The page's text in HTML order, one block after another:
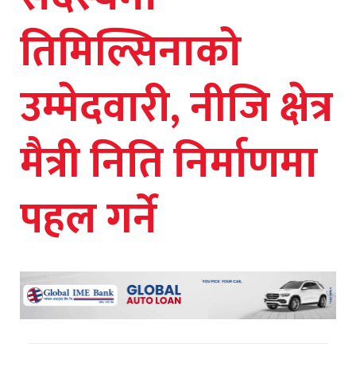
तिमिल्सिनाको
उम्मेदवारी, नीजि क्षेत्र
मैत्री निति निर्माणमा
पहल गर्ने